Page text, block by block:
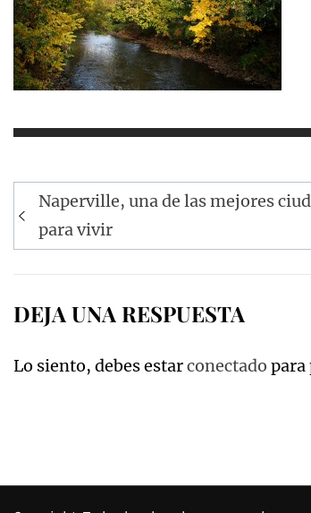
Navegación
de
entradas
Naperville, una de las mejores
para vivir
DEJA UNA RESPUESTA
Lo siento, debes estarconectado para